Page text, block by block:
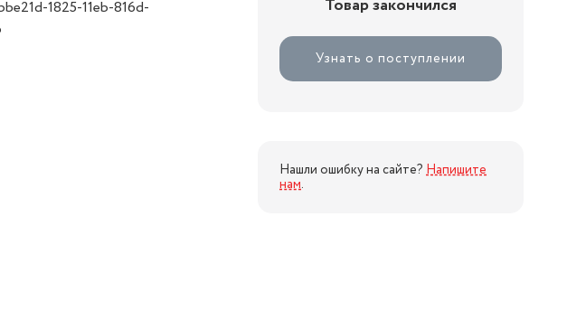
1825-11eb-816d-
Товар закончился
Узнать о поступлении
Нашли ошибку на сайте? Напишите
нам.